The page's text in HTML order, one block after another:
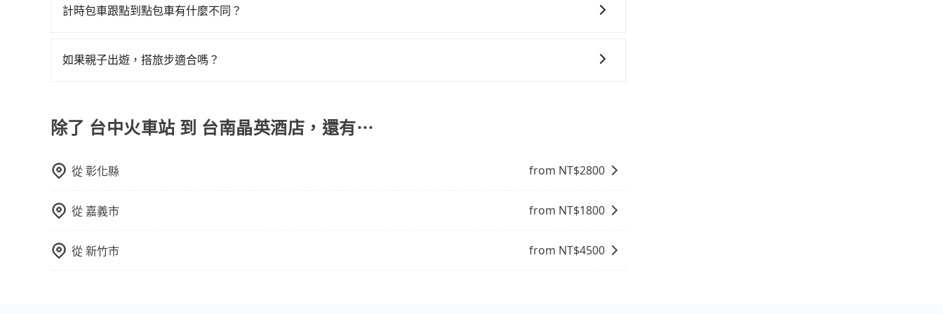
計時包車跟點到點包車有什麼不同？
通常以每小時為單位，客戶可以根據自己的需要預定一定時間的包車服務。這種服務適用於需要在城市內多個地
如果親子出遊，搭旅步適合嗎？
除了 台中火車站 到 台南晶英酒店，還有⋯
從彰化縣 from NT$2800
從 嘉義市 from NT$1800
從新竹市 from NT$4500